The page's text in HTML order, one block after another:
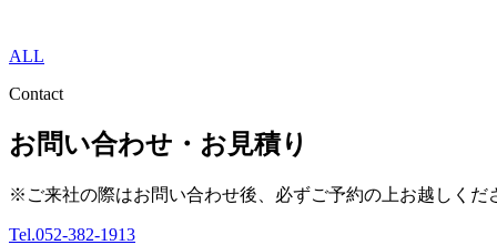
ALL
Contact
お問い合わせ・お見積り
※ご来社の際はお問い合わせ後、必ずご予約の上お越しくだ
Tel.052-382-1913